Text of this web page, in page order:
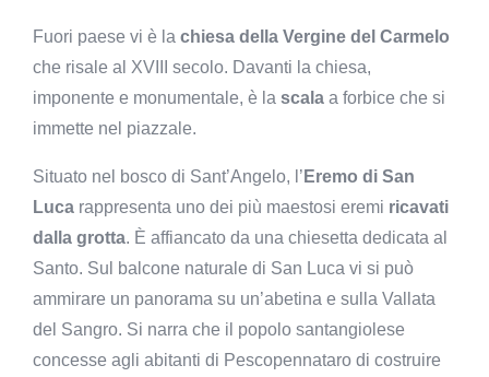
Fuori paese vi è la chiesa della Vergine del Carmelo
che risale al XVIII secolo. Davanti la chiesa,
imponente e monumentale, è la scala a forbice che si
immette nel piazzale.
Situato nel bosco di Sant’Angelo, l’ Eremo di San
Luca rappresenta uno dei più maestosi eremi ricavati
dalla grotta. È affiancato da una chiesetta dedicata al
Santo. Sul balcone naturale di San Luca vi si può
ammirare un panorama su un’abetina e sulla Vallata
del Sangro. Si narra che il popolo santangiolese
concesse agli abitanti di Pescopennataro di costruire